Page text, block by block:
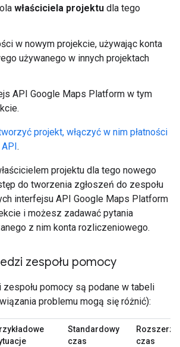
właściciela projektu dla tego
w nowym projekcie, używając konta
używanego w innych projektach
API Google Maps Platform w tym
projekt, włączyć w nim płatności
.
projektu dla tego nowego
do tworzenia zgłoszeń do zespołu
interfejsu API Google Maps Platform
i możesz zadawać pytania
z nim konta rozliczeniowego.
zespołu pomocy
pomocy są podane w tabeli
problemu mogą się różnić):
Standardowy
czas
czas